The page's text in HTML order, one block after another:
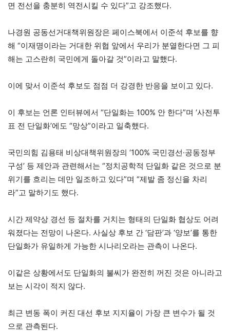
면 전선을 충분히 역전시킬 수 있다”고 강조했다.
나경원 공동선거대책위원장은 페이스북에서 이준석 후보를 향
해 “이재명이라는 거대한 위협 앞에서 우리가 분열한다면 그 피
해는 고스란히 국민에게 돌아갈 것”이라고 말했다.
이에 맞서 이준석 후보도 점점 더 강경한 반응을 보이고 있다.
이 후보는 언론 인터뷰에서 “단일화는 100% 안 한다”며 ‘사전투
표 전 단일화’에도 “망상”이라고 일축했다.
국민의힘 김용태 비상대책위원장의 ‘100% 국민경선·공동정부
구성’ 등 제안과 관련해서는 “정치공학적 단일화 같은 것으로 분
위기를 흐리는 데만 일조하고 있다”며 “제발 좀 정신을 차리
라”고 말하기도 했다.
시간 제약상 경선 등 절차를 거치는 형태의 단일화 협상도 어려
워졌다는 전망이 나온다. 사실상 후보 간 ‘담판’과 ‘양보’를 통한
단일화가 유일하게 가능한 시나리오라는 관측이 나온다.
이같은 상황에서도 단일화의 불씨가 완전히 꺼진 것은 아니라고
보는 시각이 적지 않다.
최근 변동 폭이 커진 대선 후보 지지율이 가장 큰 변수가 될 것
으로 관측된다.